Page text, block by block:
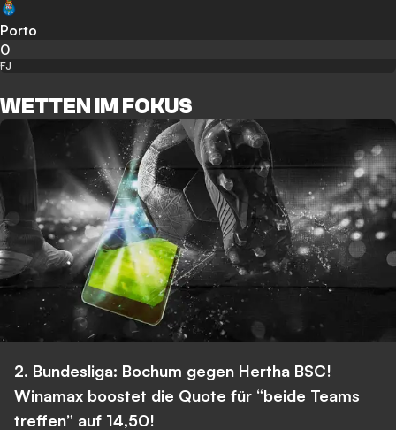
Porto
0
FJ
WETTEN IM FOKUS
2. Bundesliga: Bochum gegen Hertha BSC!
Winamax boostet die Quote für “beide Teams
treffen” auf 14,50!